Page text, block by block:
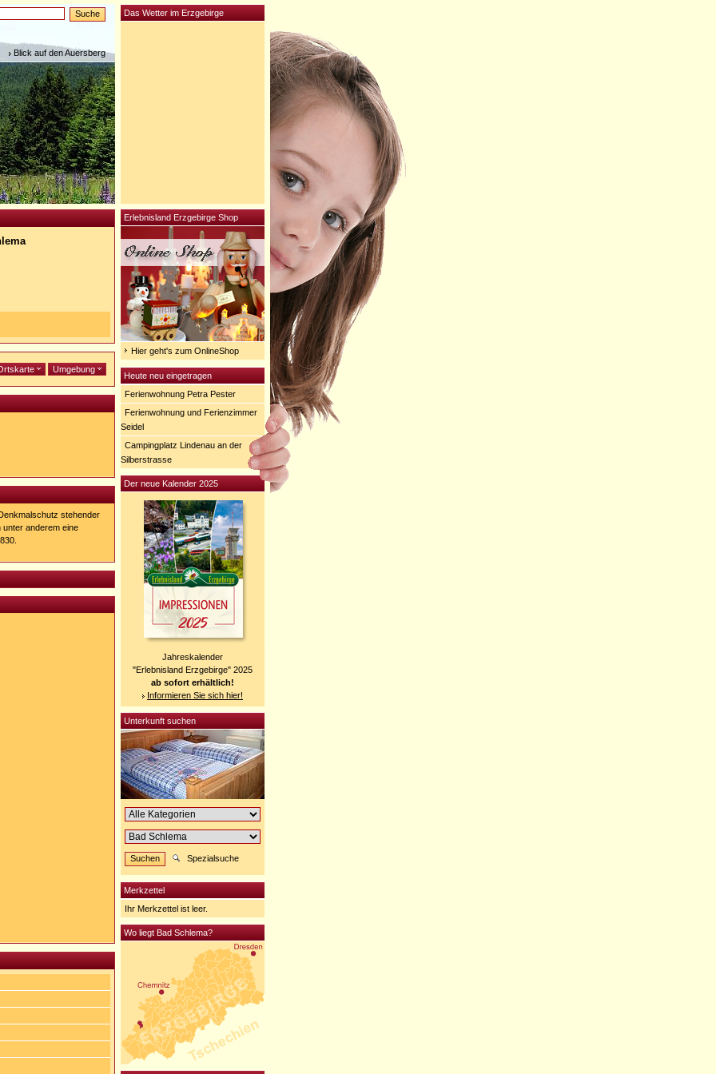
Blick auf den Auersberg
Umgebung
stehender
anderem eine
Erlebnisland Erzgebirge Shop
Hier geht's zum OnlineShop
Heute neu eingetragen
Ferienwohnung Petra Pester
Ferienwohnung und Ferienzimmer
Seidel
Campingplatz Lindenau an der
Silberstrasse
Der neue Kalender 2025
Jahreskalender
"Erlebnisland Erzgebirge" 2025
ab sofort erhältlich!
Informieren Sie sich hier!
Unterkunft suchen
Spezialsuche
Merkzettel
Ihr Merkzettel ist leer.
Wo liegt Bad Schlema?
Das Wetter im Erzgebirge